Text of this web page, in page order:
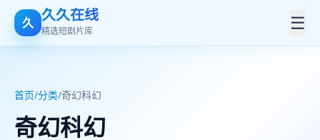
久 久久在线
精选短剧片库 ☰
首页/分类/奇幻科幻
奇幻科幻